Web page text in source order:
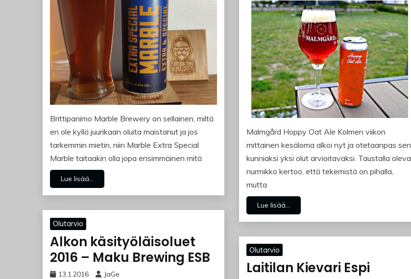
Brittipanimo Marble Brewery on sellainen, miltä
en ole kyllä juurikaan oluita maistanut ja jos
tarkemmin mietin, niin Marble Extra Special
Marble taitaakin olla jopa ensimmäinen mitä
Lue lisää...
Malmgård Hoppy Oat Ale Kolmen viikon
mittainen kesäloma alkoi nyt ja otetaanpas sen
kunniaksi yksi olut arvioitavaksi. Taustalla oleva
nurmikko kertoo, että tekemistä on pihalla,
mutta
Lue lisää...
Olutarvio
Alkon käsityöläisoluet
2016 – Maku Brewing ESB
13.1.2016 JaGe
Olutarvio
Laitilan Kievari Espi